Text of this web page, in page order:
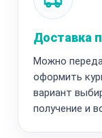
Доставка
Можно
оформить
вариант
получение и